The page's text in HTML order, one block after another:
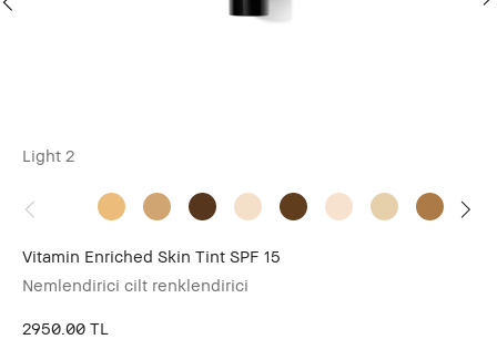
Light 2
Vitamin Enriched Skin Tint SPF 15
Nemlendirici cilt renklendirici
2950.00 TL